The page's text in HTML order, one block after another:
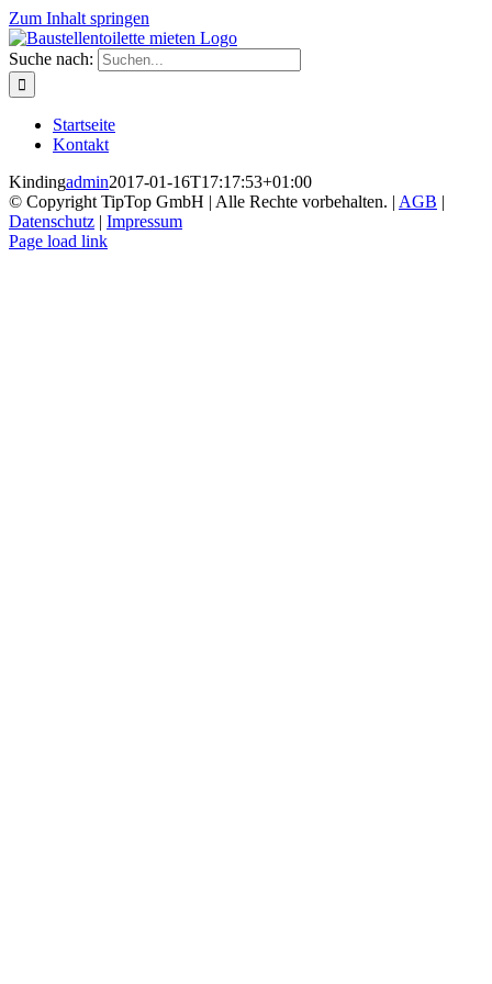
Zum Inhalt springen
Suche nach:
Startseite
Kontakt
Kindingadmin2017-01-16T17:17:53+01:00
© Copyright TipTop GmbH | Alle Rechte vorbehalten. | AGB |
Datenschutz | Impressum
Page load link